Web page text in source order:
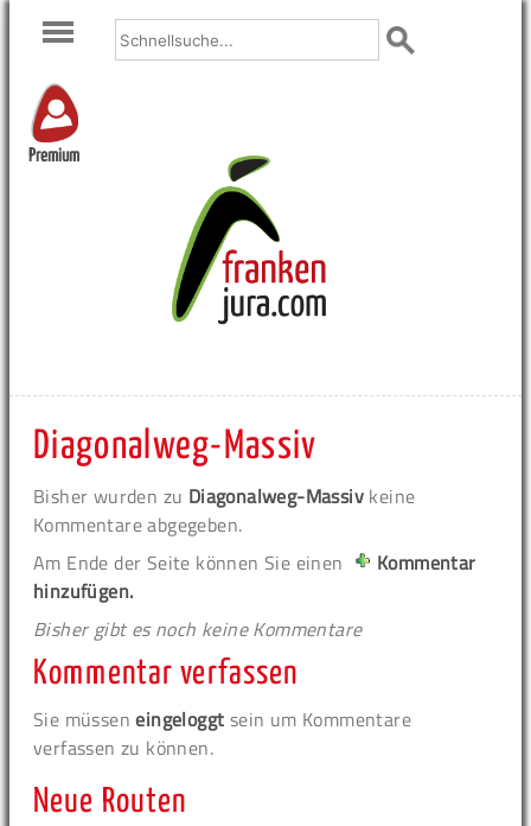
Premium
Diagonalweg-Massiv
Bisher wurden zu Diagonalweg-Massiv keine
Kommentare abgegeben.
Am Ende der Seite können Sie einen
Kommentar
hinzufügen.
Bisher gibt es noch keine Kommentare
Kommentar verfassen
Sie müsseneingeloggt sein um Kommentare
verfassen zu können.
Neue Routen